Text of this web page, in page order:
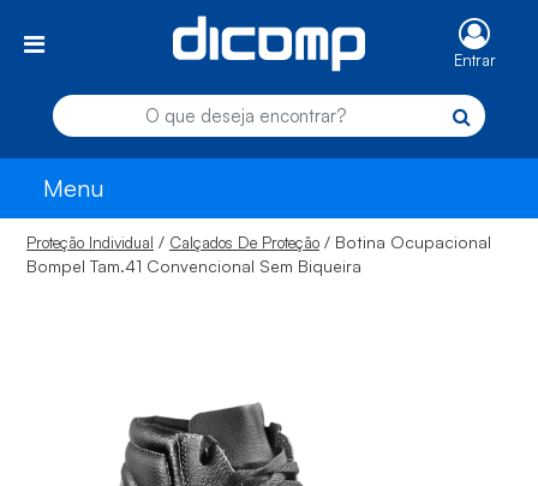
Entrar
Menu
Proteção Individual / Calçados De Proteção / Botina Ocupacional
Bompel Tam.41 Convencional Sem Biqueira